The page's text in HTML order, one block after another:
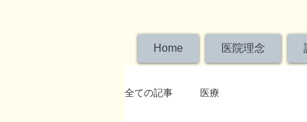
Home 医院理念
全ての記事 医療